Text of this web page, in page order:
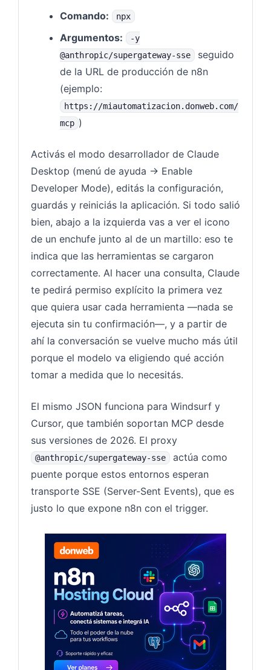
Comando: npx
Argumentos:
-y
@anthropic/supergateway-sse
seguido
de la URL de producción de n8n
(ejemplo:
https://miautomatizacion.donweb.com/
mcp )
Activás el modo desarrollador de Claude
Desktop (menú de ayuda → Enable
Developer Mode), editás la configuración,
guardás y reiniciás la aplicación. Si todo salió
bien, abajo a la izquierda vas a ver el icono
de un enchufe junto al de un martillo: eso te
indica que las herramientas se cargaron
correctamente. Al hacer una consulta, Claude
te pedirá permiso explícito la primera vez
que quiera usar cada herramienta —nada se
ejecuta sin tu confirmación—, y a partir de
ahí la conversación se vuelve mucho más útil
porque el modelo va eligiendo qué acción
tomar a medida que lo necesitás.
El mismo JSON funciona para Windsurf y
Cursor, que también soportan MCP desde
sus versiones de 2026. El proxy
@anthropic/supergateway-sse
actúa como
puente porque estos entornos esperan
transporte SSE (Server-Sent Events), que es
justo lo que expone n8n con el trigger.
N8N —